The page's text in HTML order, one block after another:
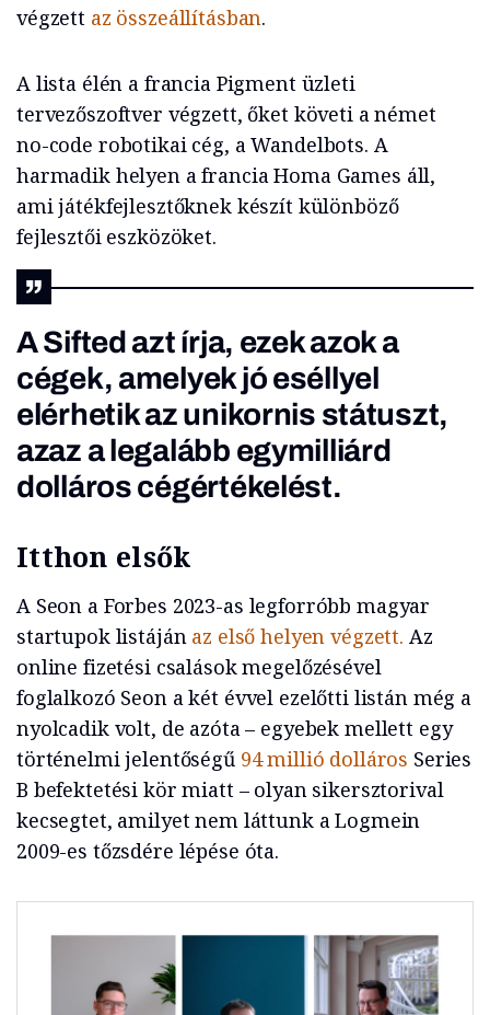
végzett az összeállításban.
A lista élén a francia Pigment üzleti
tervezőszoftver végzett, őket követi a német
no-code robotikai cég, a Wandelbots. A
harmadik helyen a francia Homa Games áll,
ami játékfejlesztőknek készít különböző
fejlesztői eszközöket.
A Sifted azt írja, ezek azok a
cégek, amelyek jó eséllyel
elérhetik az unikornis státuszt,
azaz a legalább egymilliárd
dolláros cégértékelést.
Itthon elsők
A Seon a Forbes 2023-as legforróbb magyar
startupok listáján az első helyen végzett. Az
online fizetési csalások megelőzésével
foglalkozó Seon a két évvel ezelőtti listán még a
nyolcadik volt, de azóta – egyebek mellett egy
történelmi jelentőségű 94 millió dolláros Series
B befektetési kör miatt – olyan sikersztorival
kecsegtet, amilyet nem láttunk a Logmein
2009-es tőzsdére lépése óta.